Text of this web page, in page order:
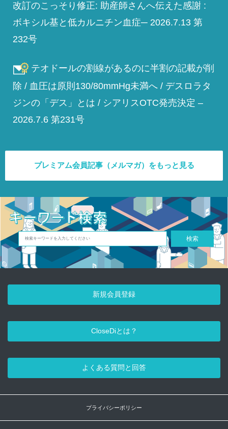
改訂のこっそり修正: 助産師さんへ伝えた感謝 :
ボキシル基と低カルニチン血症─ 2026.7.13 第
232号
テオドールの割線があるのに半割の記載が削
除 / 血圧は原則130/80mmHg未満へ / デスロラタ
ジンの「デス」とは / シアリスOTC発売決定 –
2026.7.6 第231号
プレミアム会員記事（メルマガ）をもっと見る
検索
新規会員登録
CloseDiとは？
よくある質問と回答
プライバシーポリシー